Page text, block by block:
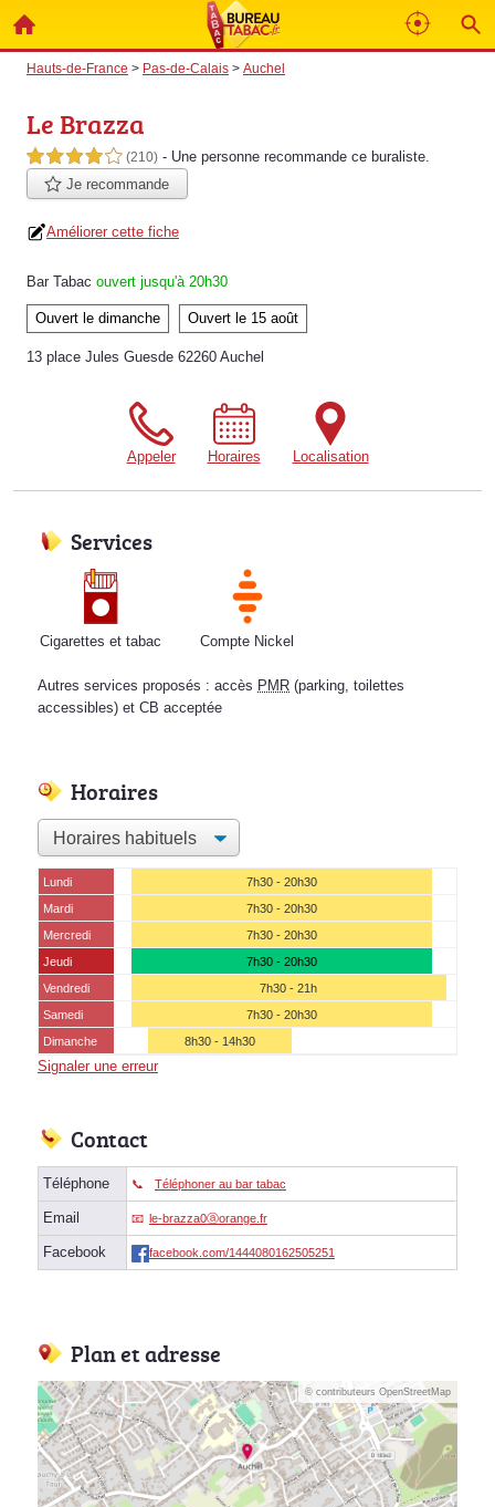
Hauts-de-France > Pas-de-Calais > Auchel
Le Brazza
4,0 étoiles sur 5 (210) - Une personne recommande ce buraliste.
Je recommande
Améliorer cette fiche
Bar Tabac ouvert jusqu'à 20h30
Ouvert le dimanche Ouvert le 15 août
13 place Jules Guesde 62260 Auchel
Appeler Horaires Localisation
Services
Cigarettes et tabac Compte Nickel
Autres services proposés : accès PMR (parking, toilettes
accessibles) et CB acceptée
Horaires
Lundi
7h30 - 20h30
Mardi
7h30 - 20h30
Mercredi
7h30 - 20h30
Jeudi
7h30 - 20h30
Vendredi
7h30 - 21h
Samedi
7h30 - 20h30
Dimanche
8h30 - 14h30
Signaler une erreur
Contact
Téléphone Téléphoner au bar tabac
Email le-brazza0ⓐorange.fr
Facebook facebook.com/1444080162505251
Plan et adresse
© contributeurs OpenStreetMap